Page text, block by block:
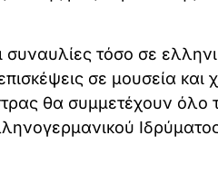
τόσο σε
σε μουσεία και
θα συμμετέχουν όλο